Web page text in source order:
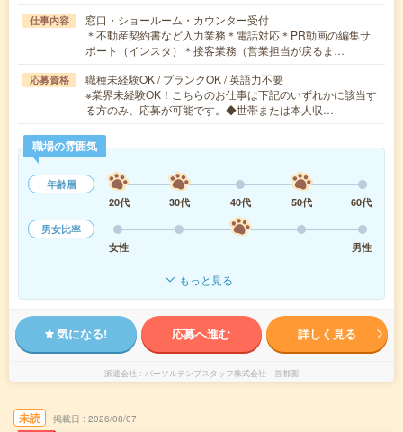
仕事内容
窓口・ショールーム・カウンター受付
＊不動産契約書など入力業務＊電話対応＊PR動画の編集サ
ポート（インスタ）＊接客業務（営業担当が戻るま…
応募資格
職種未経験OK / ブランクOK / 英語力不要
※業界未経験OK！こちらのお仕事は下記のいずれかに該当す
る方のみ、応募が可能です。◆世帯または本人収…
職場の雰囲気
年齢層
20代
30代 40代 50代
60代
男女比率
女性
男性
もっと見る
気になる! 応募へ進む 詳しく見る
派遣会社 パーソルテンプスタッフ株式会社 首都圏
未読 掲載日 2026/08/07